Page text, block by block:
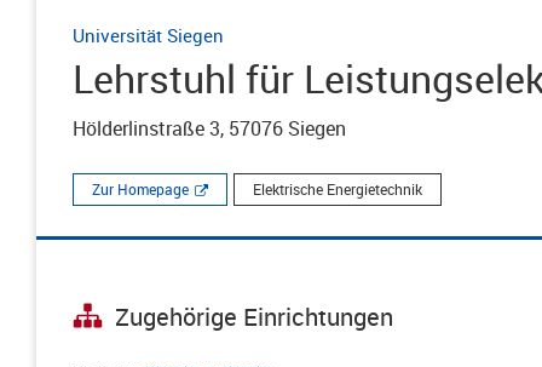
Universität Siegen
Lehrstuhl für
Hölderlinstraße 3, 57076 Siegen
Zur Homepage Elektrische Energietechnik
Zugehörige Einrichtungen